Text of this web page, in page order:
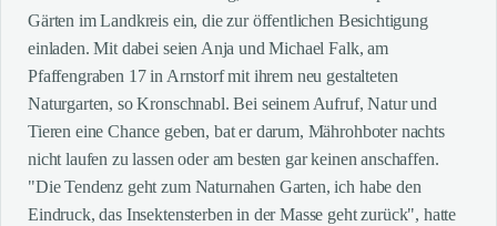
Gärten im Landkreis ein, die zur öffentlichen Besichtigung
einladen. Mit dabei seien Anja und Michael Falk, am
Pfaffengraben 17 in Arnstorf mit ihrem neu gestalteten
Naturgarten, so Kronschnabl. Bei seinem Aufruf, Natur und
Tieren eine Chance geben, bat er darum, Mährohboter nachts
nicht laufen zu lassen oder am besten gar keinen anschaffen.
"Die Tendenz geht zum Naturnahen Garten, ich habe den
Eindruck, das Insektensterben in der Masse geht zurück", hatte